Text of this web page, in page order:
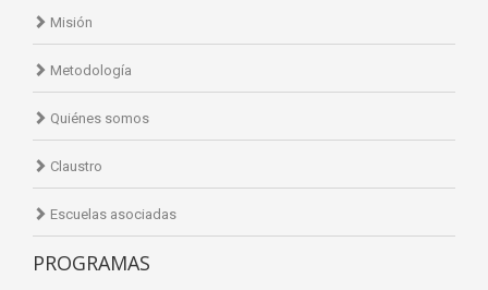
Misión
Metodología
Quiénes somos
Claustro
Escuelas asociadas
PROGRAMAS